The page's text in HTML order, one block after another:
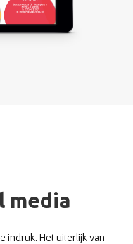
media
indruk. Het uiterlijk van